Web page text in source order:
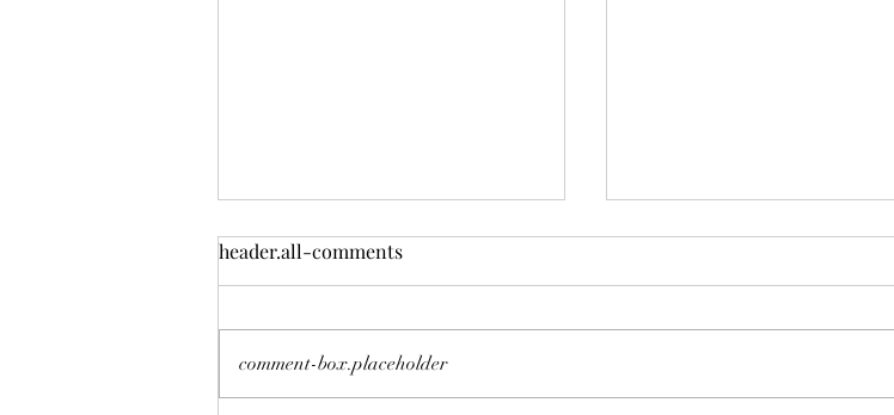
美眉スタイリング
THE EYEBROW1周年☆
header.all-comments
comment-box.placeholder